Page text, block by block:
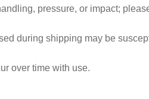
pressure, or impact;
during shipping may be
over time with use.